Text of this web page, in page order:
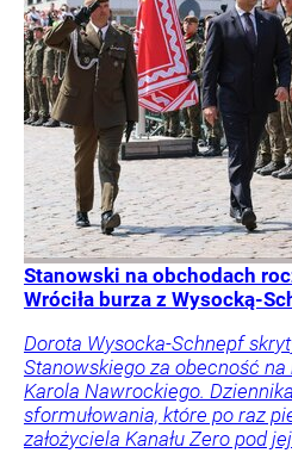
Stanowski na obchodach
Wróciła burza z Wysocką-
Dorota Wysocka-Schnepf
Stanowskiego za obecność
Karola Nawrockiego.
sformułowania, które po raz
założyciela Kanału Zero pod